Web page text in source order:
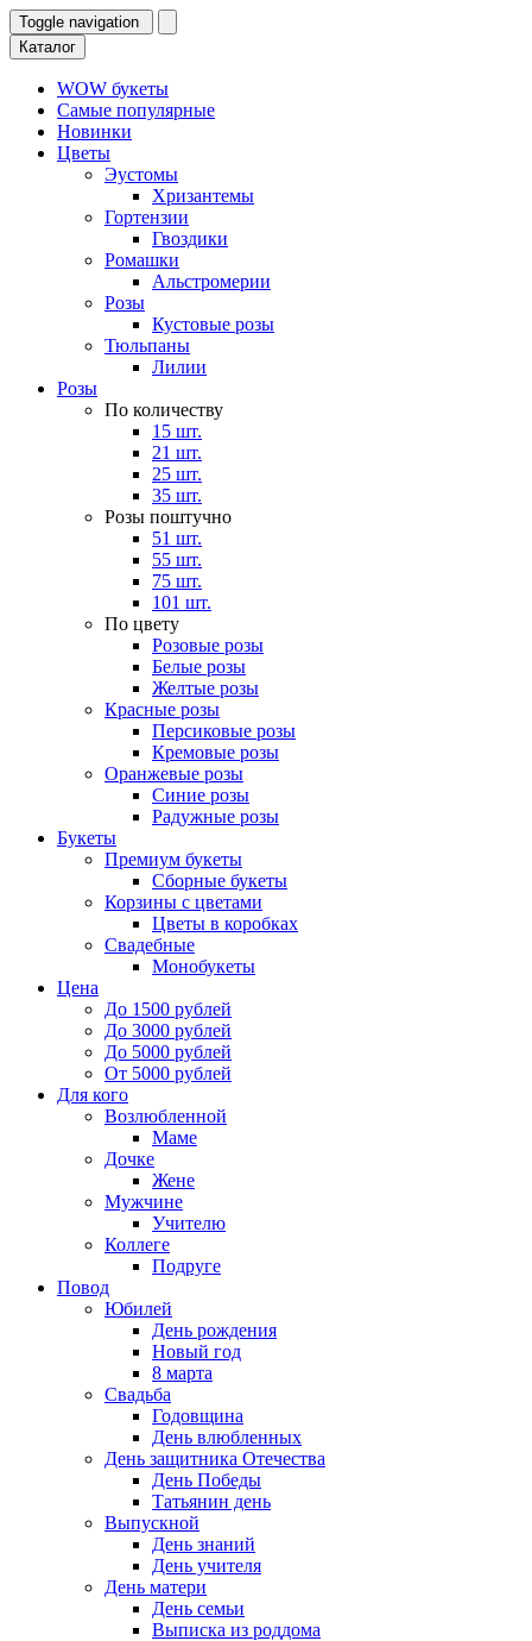
Toggle navigation
Каталог
WOW букеты
Самые популярные
Новинки
Цветы
Эустомы
Хризантемы
Гортензии
Гвоздики
Ромашки
Альстромерии
Розы
Кустовые розы
Тюльпаны
Лилии
Розы
По количеству
15 шт.
21 шт.
25 шт.
35 шт.
Розы поштучно
51 шт.
55 шт.
75 шт.
101 шт.
По цвету
Розовые розы
Белые розы
Желтые розы
Красные розы
Персиковые розы
Кремовые розы
Оранжевые розы
Синие розы
Радужные розы
Букеты
Премиум букеты
Сборные букеты
Корзины с цветами
Цветы в коробках
Свадебные
Монобукеты
Цена
До 1500 рублей
До 3000 рублей
До 5000 рублей
От 5000 рублей
Для кого
Возлюбленной
Маме
Дочке
Жене
Мужчине
Учителю
Коллеге
Подруге
Повод
Юбилей
День рождения
Новый год
8 марта
Свадьба
Годовщина
День влюбленных
День защитника Отечества
День Победы
Татьянин день
Выпускной
День знаний
День учителя
День матери
День семьи
Выписка из роддома